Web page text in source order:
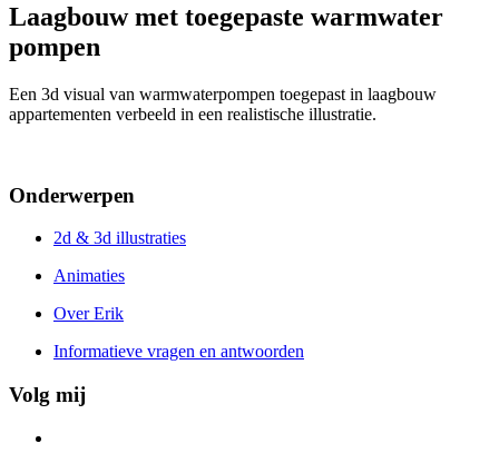
Laagbouw met toegepaste warmwater
pompen
Een 3d visual van warmwaterpompen toegepast in laagbouw
appartementen verbeeld in een realistische illustratie.
Onderwerpen
2d & 3d illustraties
Animaties
Over Erik
Informatieve vragen en antwoorden
Volg mij